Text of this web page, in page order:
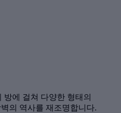
에 걸쳐 다양한 형태의
의 역사를 재조명합니다.